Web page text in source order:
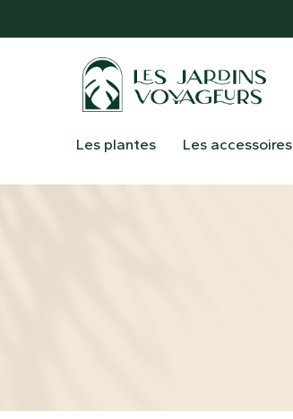
Les plantes Les accessoires